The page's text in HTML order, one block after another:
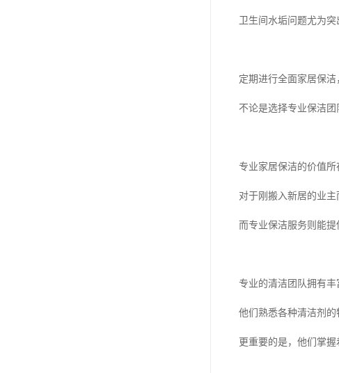
卫生间水垢问题尤为
定期进行全面家居保
不论是选择专业保洁
专业家居保洁的价值所
对于刚搬入新居的业
而专业保洁服务则能提
专业的清洁团队拥有丰
他们熟悉各种清洁剂的
更重要的是，他们掌